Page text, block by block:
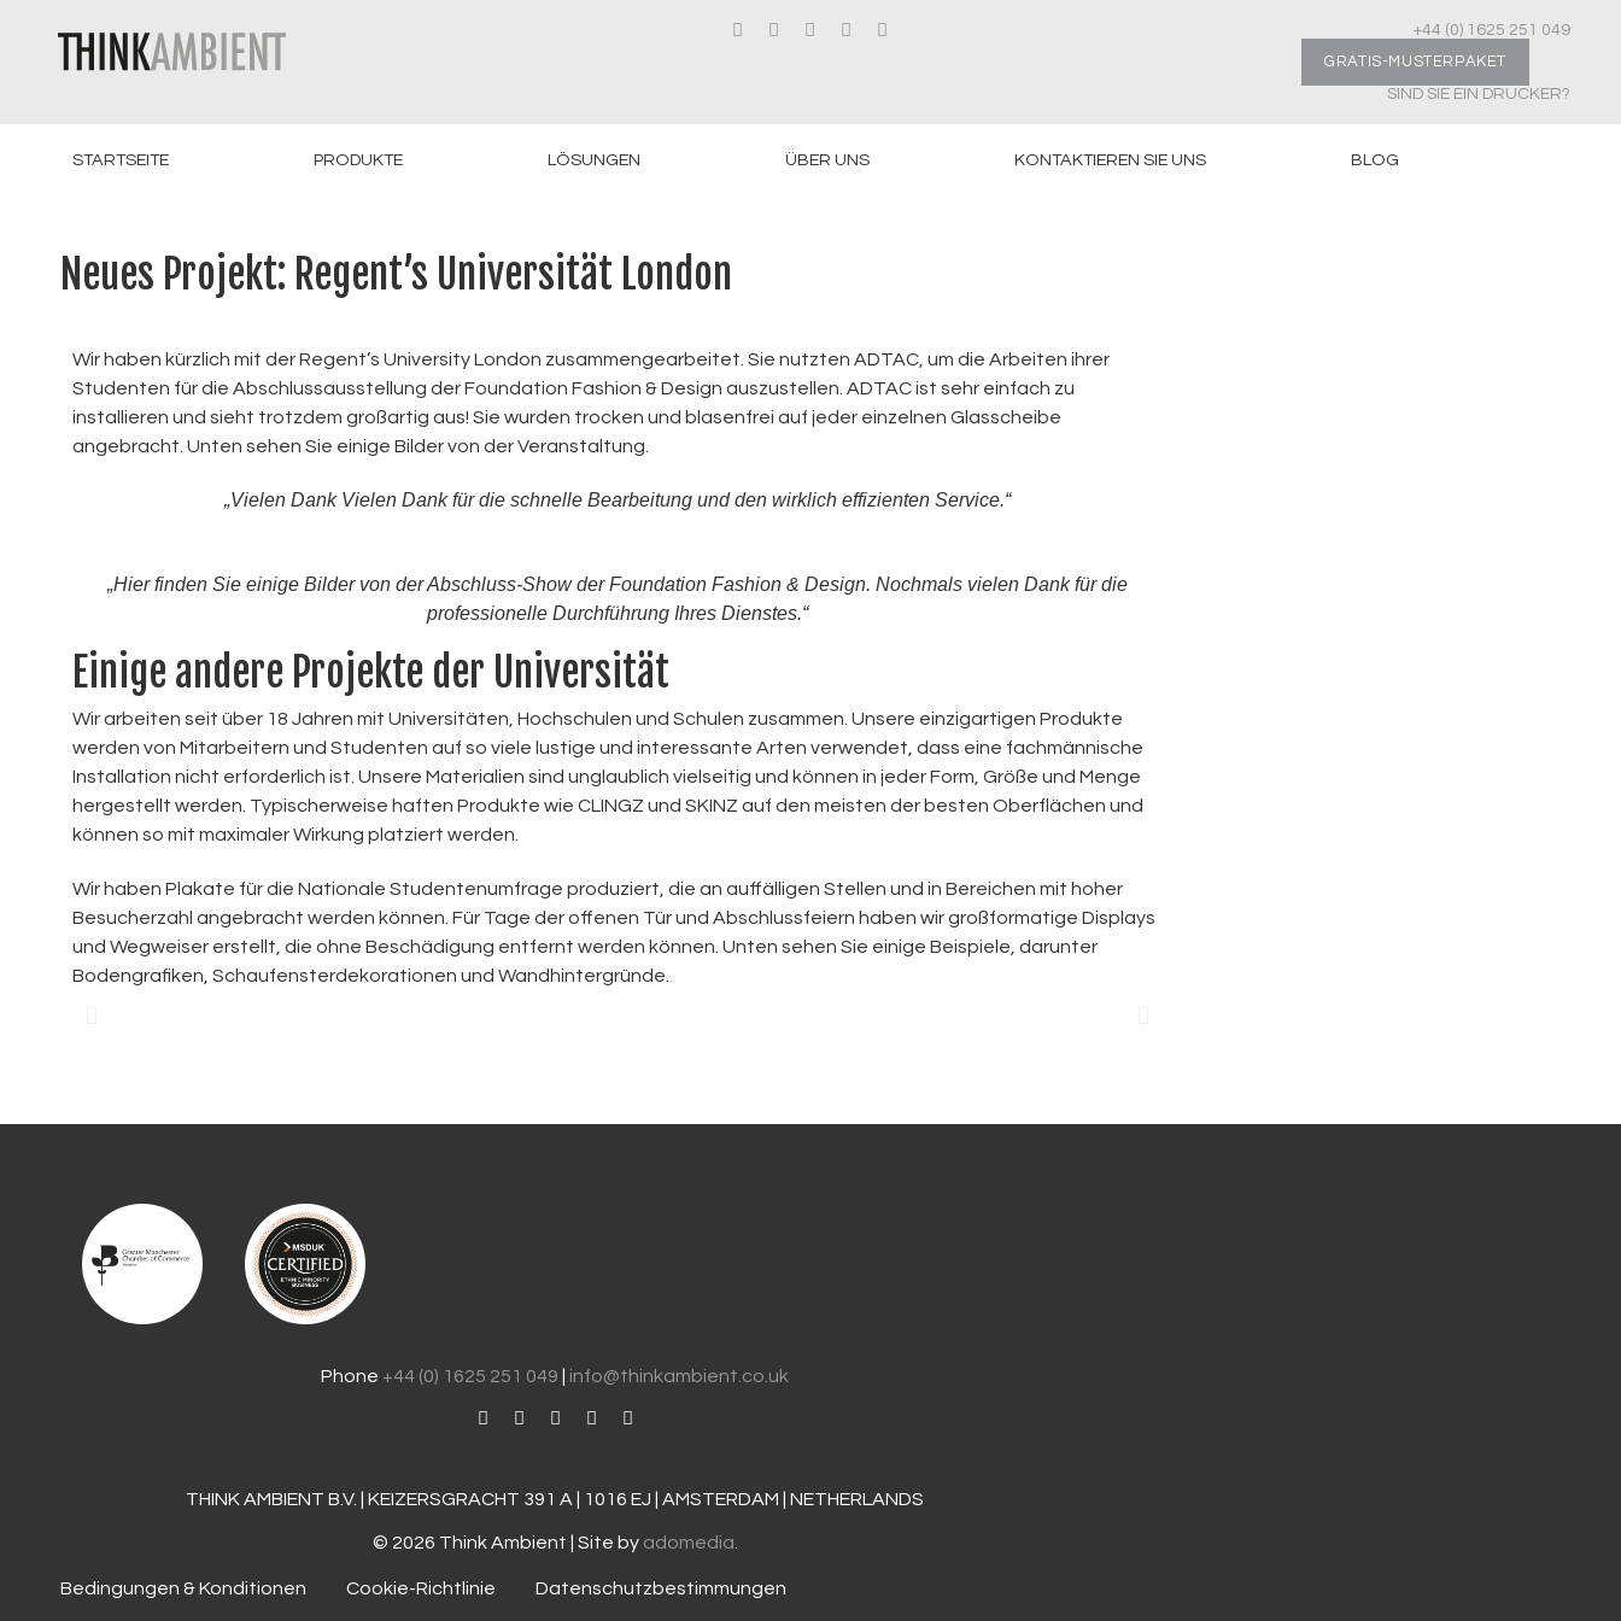
+44 (0) 1625 251 049
GRATIS-MUSTERPAKET
SIND SIE EIN DRUCKER?
STARTSEITE PRODUKTE LÖSUNGEN ÜBER UNS KONTAKTIEREN SIE UNS BLOG
Neues Projekt: Regent’s Universität London
Wir haben kürzlich mit der Regent’s University London zusammengearbeitet. Sie nutzten ADTAC, um die Arbeiten ihrer
Studenten für die Abschlussausstellung der Foundation Fashion & Design auszustellen. ADTAC ist sehr einfach zu
installieren und sieht trotzdem großartig aus! Sie wurden trocken und blasenfrei auf jeder einzelnen Glasscheibe
angebracht. Unten sehen Sie einige Bilder von der Veranstaltung.
„Vielen DankVielen Dank für die schnelle Bearbeitung und den wirklich effizienten Service.“
„Hier finden Sie einige Bilder von der Abschluss-Show der Foundation Fashion & Design. Nochmals vielen Dank für die
professionelle Durchführung Ihres Dienstes.“
Einige andere Projekte der Universität
Wir arbeiten seit über 18 Jahren mit Universitäten, Hochschulen und Schulen zusammen. Unsere einzigartigen Produkte
werden von Mitarbeitern und Studenten auf so viele lustige und interessante Arten verwendet, dass eine fachmännische
Installation nicht erforderlich ist. Unsere Materialien sind unglaublich vielseitig und können in jeder Form, Größe und Menge
hergestellt werden. Typischerweise haften Produkte wie CLINGZ und SKINZ auf den meisten der besten Oberflächen und
können so mit maximaler Wirkung platziert werden.
Wir haben Plakate für die Nationale Studentenumfrage produziert, die an auffälligen Stellen und in Bereichen mit hoher
Besucherzahl angebracht werden können. Für Tage der offenen Tür und Abschlussfeiern haben wir großformatige Displays
und Wegweiser erstellt, die ohne Beschädigung entfernt werden können. Unten sehen Sie einige Beispiele, darunter
Bodengrafiken, Schaufensterdekorationen und Wandhintergründe.
Phone +44 (0) 1625 251 049 info@thinkambient.co.uk
THINK AMBIENT B.V. | KEIZERSGRACHT 391 A | 1016 EJ | AMSTERDAM | NETHERLANDS
© 2026 Think Ambient | Site by adomedia
Bedingungen & Konditionen Cookie-Richtlinie Datenschutzbestimmungen